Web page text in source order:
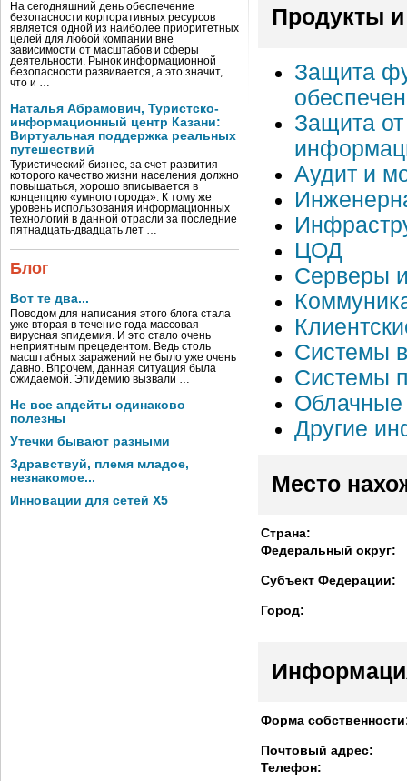
На сегодняшний день обеспечение
безопасности корпоративных ресурсов
является одной из наиболее приоритетных
целей для любой компании вне
зависимости от масштабов и сферы
деятельности. Рынок информационной
безопасности развивается, а это значит,
что и …
Наталья Абрамович, Туристско-
информационный центр Казани:
Виртуальная поддержка реальных
путешествий
Туристический бизнес, за счет развития
которого качество жизни населения должно
повышаться, хорошо вписывается в
концепцию «умного города». К тому же
уровень использования информационных
технологий в данной отрасли за последние
пятнадцать-двадцать лет …
Блог
Вот те два...
Поводом для написания этого блога стала
уже вторая в течение года массовая
вирусная эпидемия. И это стало очень
неприятным прецедентом. Ведь столь
масштабных заражений не было уже очень
давно. Впрочем, данная ситуация была
ожидаемой. Эпидемию вызвали …
Не все апдейты одинаково
полезны
Утечки бывают разными
Здравствуй, племя младое,
незнакомое...
Инновации для сетей X5
Продукты
Защита
Защита
Аудит и
ЦОД
Серверы
Системы
Системы
Облачные
Другие
Место
Страна:
Федеральный округ:
Субъект Федерации:
Город:
Форма
Почтовый адрес:
Телефон: